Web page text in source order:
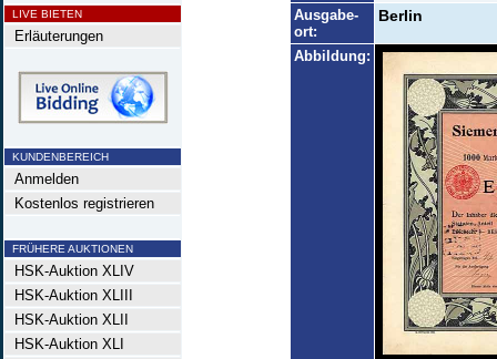
LIVE BIETEN
Erläuterungen
KUNDENBEREICH
Anmelden
Kostenlos registrieren
FRÜHERE AUKTIONEN
HSK-Auktion XLIV
HSK-Auktion XLIII
HSK-Auktion XLII
HSK-Auktion XLI
Ausgabe-
ort:
Berlin
Abbildung: